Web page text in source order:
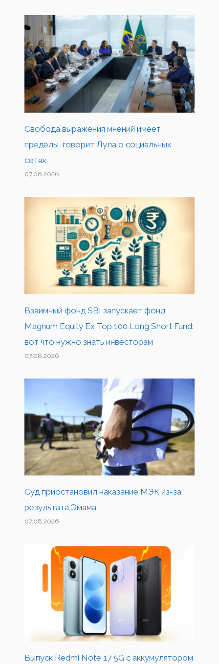
Свобода выражения мнений имеет
пределы, говорит Лула о социальных
сетях
07.08.2026
Взаимный фонд SBI запускает фонд
Magnum Equity Ex Top 100 Long Short Fund:
вот что нужно знать инвесторам
07.08.2026
Суд приостановил наказание МЭК из-за
результата Эмама
07.08.2026
Выпуск Redmi Note 17 5G с аккумулятором